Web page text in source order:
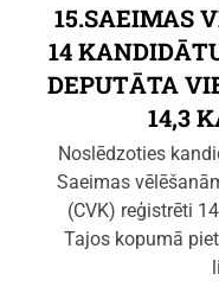
15.SAEIMAS
14
DEPUTĀTA
14,3
Noslēdzoties
Saeimas
(CVK) reģistrēti
Tajos kopumā